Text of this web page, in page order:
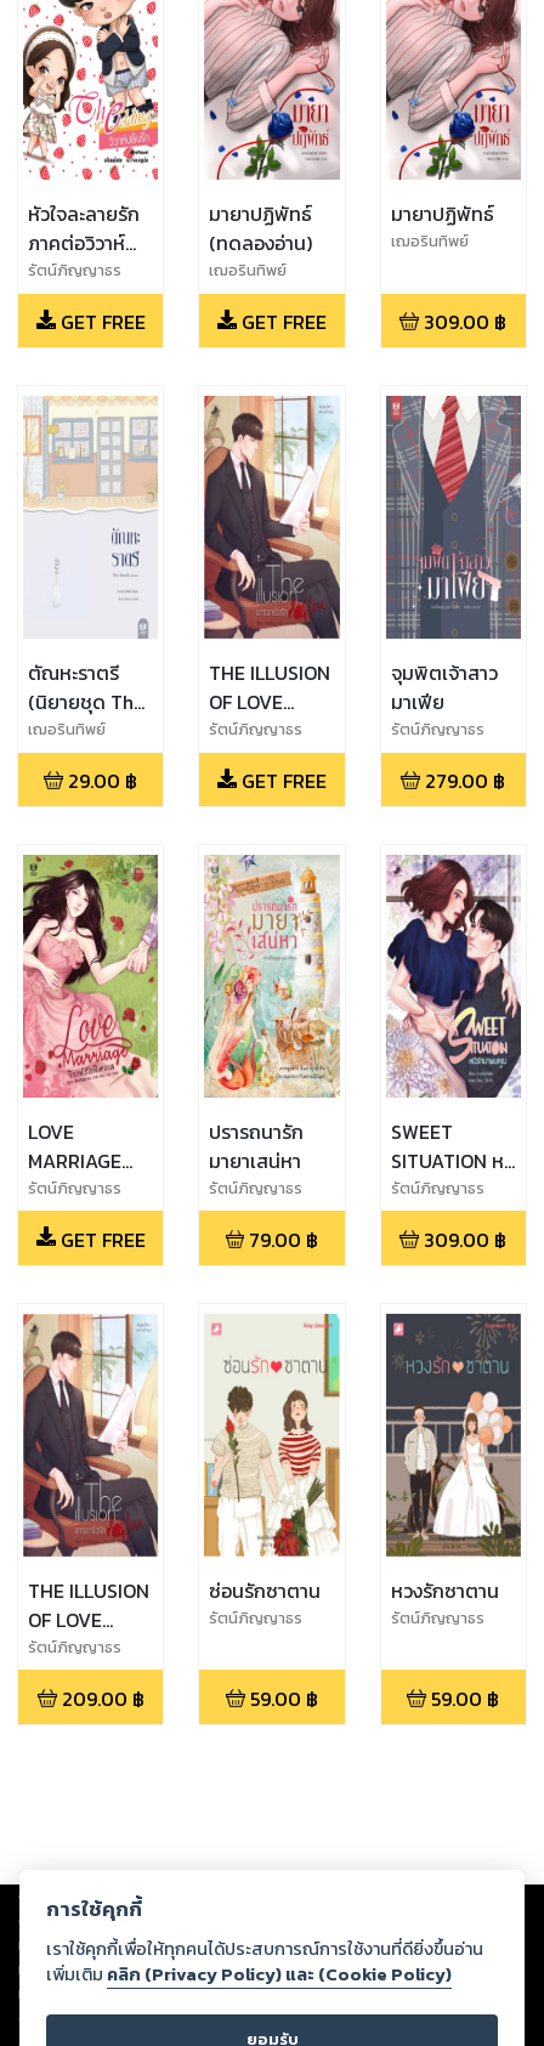
หัวใจละลายรัก
ภาคต่อวิวาห์
ปล้นรัก
รัตน์ภิญญาธร
GET FREE
มายาปฏิพัทธ์
(ทดลองอ่าน)
เฌอรินทิพย์
GET FREE
มายาปฏิพัทธ์
เฌอรินทิพย์
309.00 ฿
ตัณหะราตรี
(นิยายชุด The
deadly love)
เฌอรินทิพย์
29.00 ฿
THE ILLUSION
OF LOVE
มารยายั่วรัก
(ทดลองอ่าน)
รัตน์ภิญญาธร
GET FREE
จุมพิตเจ้าสาว
มาเฟีย
รัตน์ภิญญาธร
279.00 ฿
LOVE
MARRIAGE
วิวาห์รักพิศวาส
(ทดลองอ่าน)
รัตน์ภิญญาธร
GET FREE
ปรารถนารัก
มายาเสน่หา
รัตน์ภิญญาธร
79.00 ฿
SWEET
SITUATION หนี
รักมาพบคุณ
รัตน์ภิญญาธร
309.00 ฿
THE ILLUSION
OF LOVE
มารยายั่วรัก
รัตน์ภิญญาธร
209.00 ฿
ซ่อนรักซาตาน
รัตน์ภิญญาธร
59.00 ฿
หวงรักซาตาน
รัตน์ภิญญาธร
59.00 ฿
Copyright © 2026
ต่อผลงานหรือเนื้อหาใดที่อัปโหลดผ่านเว็บไซต์และปรากฏว่าละเมิดสิทธิใน
ทรัพย์สินทางปัญญาของบุคคลอื่นหรือขัดต่อกฎหมายและศีลธรรม ดังนั้น ผู้อ่าน
ทุกท่านโปรดใช้วิจารณญาณในการกลั่นกรองด้วยตนเอง และหากท่านพบว่าส่วน
หนึ่งส่วนใดขัดต่อกฎหมายและศีลธรรม กรุณาแจ้งมายังบริษัท เพื่อทีมงานจะได้
ดำเนินการในทันที ทั้งนี้ ทางสตอรี่ล็อกขอสงวนลิขสิทธิ์ตามพระราชบัญญัติ
การใช้คุกกี้
เราใช้คุกกี้เพื่อให้ทุกคนได้ประสบการณ์การใช้งานที่ดียิ่งขึ้นอ่าน
เพิ่มเติม คลิก (Privacy Policy) และ (Cookie Policy)
ยอมรับ